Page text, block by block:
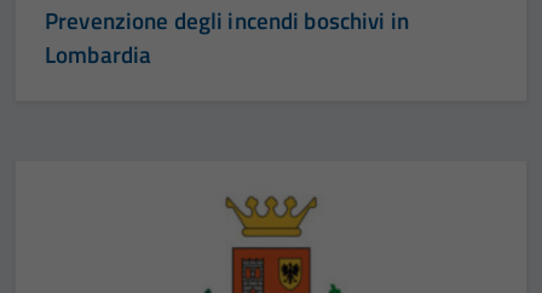
Prevenzione degli incendi boschivi in
Lombardia